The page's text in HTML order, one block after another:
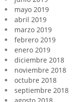
mayo 2019
abril 2019
marzo 2019
febrero 2019
enero 2019
diciembre 2018
noviembre 2018
octubre 2018
septiembre 2018